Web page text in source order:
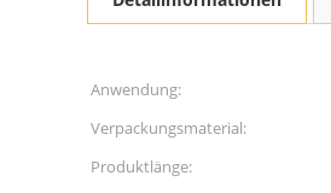
Anwendung:
Verpackungsmaterial:
Produktlänge: